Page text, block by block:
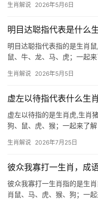
散黑暗，却从不沉溺于过往
生肖解说 2026年5月6日
明目达聪指代表是什么
明目达聪指代表指的是生肖
鼠、牛、龙、马、虎；一起
寸光”，实则不然，生肖鼠之
生肖解说 2026年5月5日
虚左以待指代表什么生
虚左以待指的是生肖虎,生肖
狗、鼠、虎、猴；一起来了
耀，项目推进极为难得顺畅
生肖解说 2026年7月25日
彼众我寡打一生肖，成
彼众我寡打一生肖指的是生
肖鼠、马、虎、猴、狗；一